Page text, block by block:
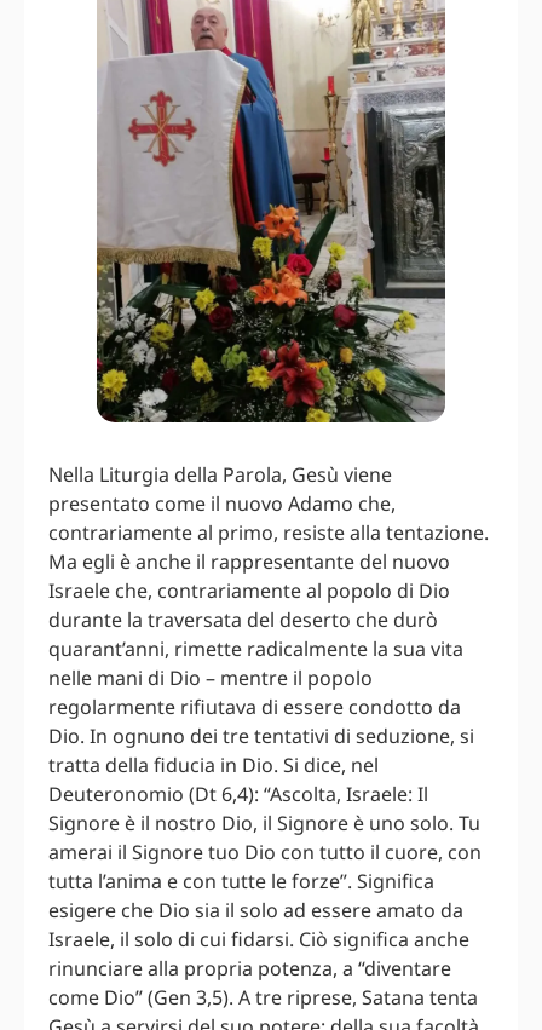
Nella Liturgia della Parola, Gesù viene
presentato come il nuovo Adamo che,
contrariamente al primo, resiste alla tentazione.
Ma egli è anche il rappresentante del nuovo
Israele che, contrariamente al popolo di Dio
durante la traversata del deserto che durò
quarant’anni, rimette radicalmente la sua vita
nelle mani di Dio – mentre il popolo
regolarmente rifiutava di essere condotto da
Dio. In ognuno dei tre tentativi di seduzione, si
tratta della fiducia in Dio. Si dice, nel
Deuteronomio (Dt 6,4): “Ascolta, Israele: Il
Signore è il nostro Dio, il Signore è uno solo. Tu
amerai il Signore tuo Dio con tutto il cuore, con
tutta l’anima e con tutte le forze”. Significa
esigere che Dio sia il solo ad essere amato da
Israele, il solo di cui fidarsi. Ciò significa anche
rinunciare alla propria potenza, a “diventare
come Dio” (Gen 3,5). A tre riprese, Satana tenta